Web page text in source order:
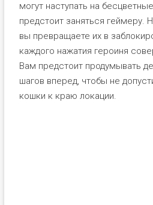
могут наступать на
предстоит заняться геймеру.
вы превращаете их в
каждого нажатия героиня
Вам предстоит продумывать
шагов вперед, чтобы не
кошки к краю локации.